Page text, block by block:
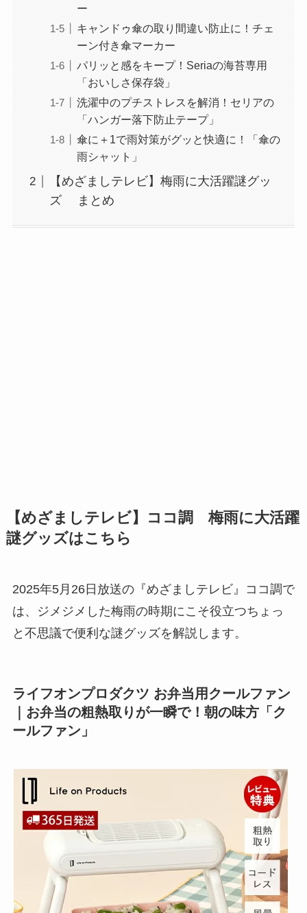
ー
キャンドゥ傘の取り間違い防止に！チェ
ーン付き傘マーカー
パリッと感をキープ！Seriaの海苔専用
「おいしさ保存袋」
洗濯中のプチストレスを解消！セリアの
「ハンガー落下防止テープ」
傘に＋1で雨対策がグッと快適に！「傘の
雨シャット」
【めざましテレビ】梅雨に大活躍謎グッ
ズ まとめ
【めざましテレビ】ココ調 梅雨に大活躍
謎グッズはこちら
2025年5月26日放送の『めざましテレビ』ココ調で
は、ジメジメした梅雨の時期にこそ役立つちょっ
と不思議で便利な謎グッズを解説します。
ライフオンプロダクツ お弁当用クールファン
｜お弁当の粗熱取りが一瞬で！朝の味方「ク
ールファン」